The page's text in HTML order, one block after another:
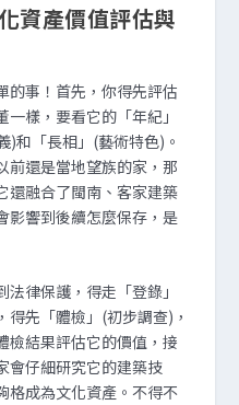
資產價值評估與
的事！首先，你得先評估
樣，要看它的「年紀」
)和「長相」(藝術特色)。
前還是當地望族的家，那
還融合了閩南、客家建築
影響到後續怎麼保存，是
律保護，得走「登錄」
先「體檢」(初步調查)，
檢結果評估它的價值，接
會仔細研究它的建築技
格成為文化資產。不得不